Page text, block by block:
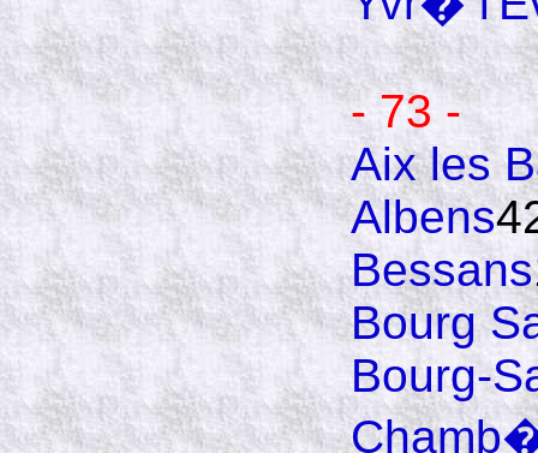
- 73 -
Aix les
Albens
Bessans
Bourg
Bourg-